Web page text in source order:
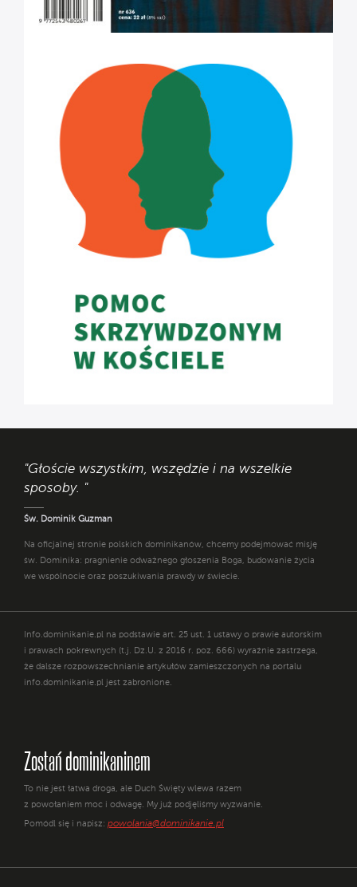
"Głoście wszystkim, wszędzie i na wszelkie
sposoby. "
Św. Dominik Guzman
Na oficjalnej stronie polskich dominikanów, chcemy podejmować misję
św. Dominika: pragnienie odważnego głoszenia Boga, budowanie życia
we wspólnocie oraz poszukiwania prawdy w świecie.
Info.dominikanie.pl na podstawie art. 25 ust. 1 ustawy o prawie autorskim
i prawach pokrewnych (t.j. Dz.U. z 2016 r. poz. 666) wyraźnie zastrzega,
że dalsze rozpowszechnianie artykułów zamieszczonych na portalu
info.dominikanie.pl jest zabronione.
Zostań dominikaninem
To nie jest łatwa droga, ale Duch Święty wlewa razem
z powołaniem moc i odwagę. My już podjęliśmy wyzwanie.
Pomódl się i napisz: powolania@dominikanie.pl